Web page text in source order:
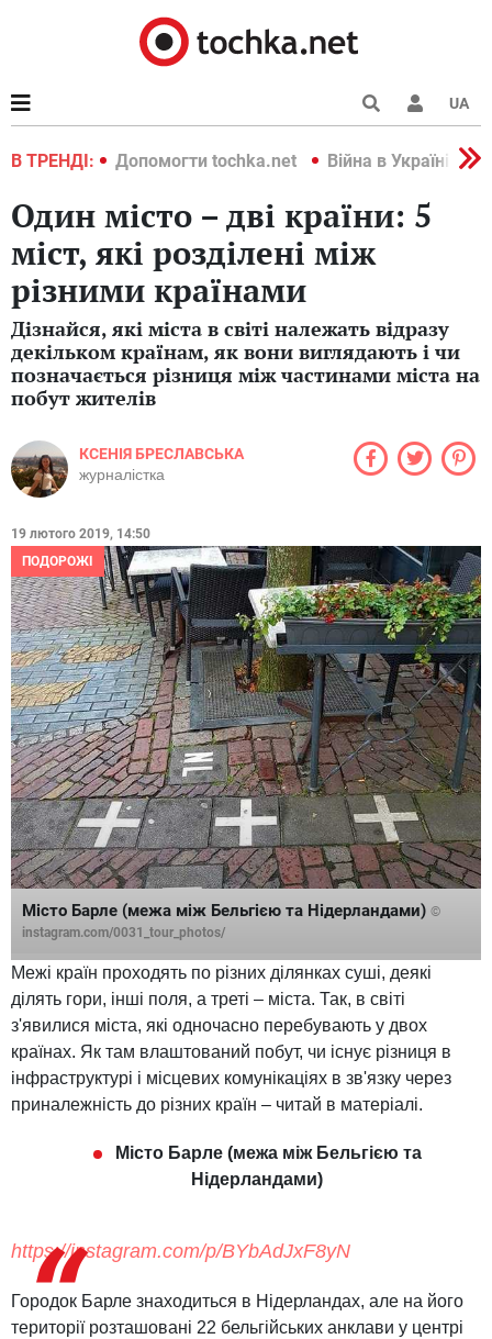
UA
В ТРЕНДІ:
2022 Допомогти tochka.net Війна в Україні 2022
Один місто – дві країни: 5
міст, які розділені між
різними країнами
Дізнайся, які міста в світі належать відразу
декільком країнам, як вони виглядають і чи
позначається різниця між частинами міста на
побут жителів
КСЕНІЯ БРЕСЛАВСЬКА
журналістка
19 лютого 2019, 14:50
ПОДОРОЖІ
Місто Барле (межа між Бельгією та Нідерландами) ©
instagram.com/0031_tour_photos/
Межі країн проходять по різних ділянках суші, деякі
ділять гори, інші поля, а треті – міста. Так, в світі
з'явилися міста, які одночасно перебувають у двох
країнах. Як там влаштований побут, чи існує різниця в
інфраструктурі і місцевих комунікаціях в зв'язку через
приналежність до різних країн – читай в матеріалі.
Місто Барле (межа між Бельгією та
Нідерландами)
https://instagram.com/p/BYbAdJxF8yN
Городок Барле знаходиться в Нідерландах, але на його
території розташовані 22 бельгійських анклави у центрі